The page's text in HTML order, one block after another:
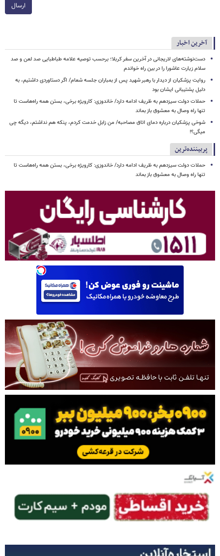
ارسال
آخرین اخبار
دست‌نوشته‌های لاریجانی در آخرین سفر کربلا؛ برحسب توصیه علامه طباطبایی صد لعن و صد
سلام زیارت عاشورا را در بین راه خواندم
روایت پزشکیان از دیدار با رهبر شهید پس از بمباران جلسه شعام/ اگر دستاوردی داشتیم، به
دلیل پشتیبانی ایشان بود
حملات دولت سیزدهم به ظریف ادامه دارد/ خاندوزی: کارویژه برخی، بستن همه راه‌هاست تا
تنها راه وصال به معشوق باز بماند
شوخی پزشکیان درباره دمای اتاق مصاحبه/ من زابل خدمت کردم، پنکه هم نداشتم، دیگه چی
میگی؟!
پربیننده‌ترین
حملات دولت سیزدهم به ظریف ادامه دارد/ خاندوزی: کارویژه برخی، بستن همه راه‌هاست تا
تنها راه وصال به معشوق باز بماند